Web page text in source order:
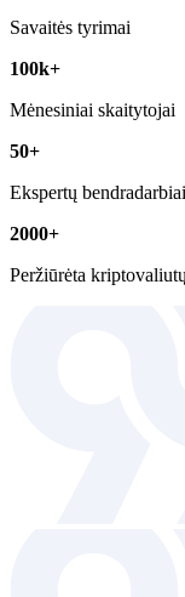
Savaitės tyrimai
100k+
Mėnesiniai skaitytojai
50+
Ekspertų bendradarbiai
2000+
Peržiūrėta